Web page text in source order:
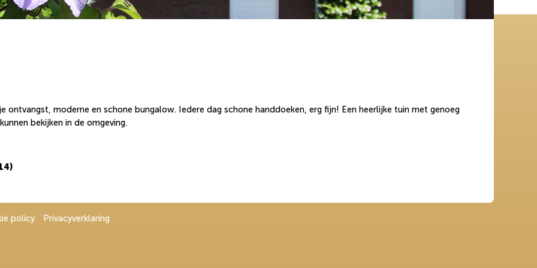
ontvangst, moderne en schone bungalow. Iedere dag schone handdoeken, erg fijn! Een heerlijke tuin met genoeg
bekijken in de omgeving.
policy Privacyverklaring